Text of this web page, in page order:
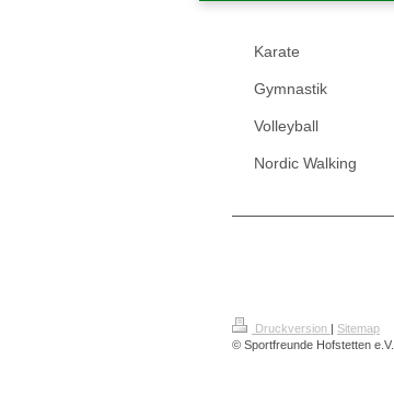
Karate
Gymnastik
Volleyball
Nordic Walking
Druckversion
Sitemap
© Sportfreunde Hofstetten e.V.